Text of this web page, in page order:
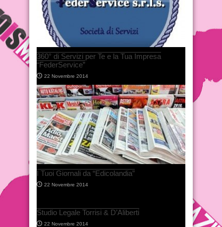
360° di Servizi per Te e la Tua Impresa
“FederService”
22 Novembre 2014
I Tuoi Giornali da “Edicolandia”
22 Novembre 2014
Studio Legale Torrisi & D’Aliberti
22 Novembre 2014